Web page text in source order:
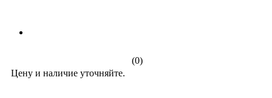
(0)
Цену и наличие уточняйте.